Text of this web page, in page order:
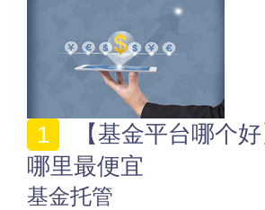
哪里最便宜
基金托管